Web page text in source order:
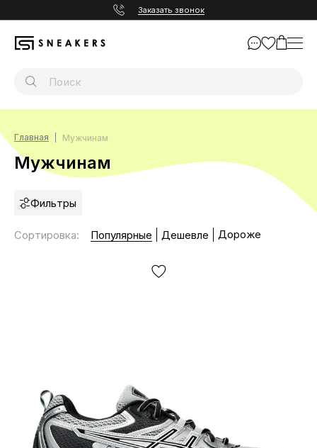
Заказать звонок
Главная Мужчинам
Мужчинам
Фильтры
Сортировка: Популярные Дешевле Дороже